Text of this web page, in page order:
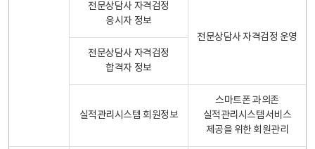
전문상담사 자격검정
응시자 정보
전문상담사 자격검정 운영
전문상담사 자격검정
합격자 정보
실적관리시스템 회원정보
스마트폰 과의존
실적관리시스템서비스
제공을 위한 회원관리